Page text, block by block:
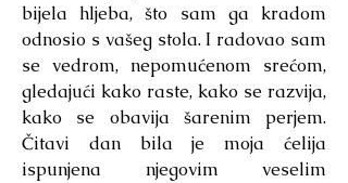
bijela hljeba, što sam ga kradom
odnosio s vašeg stola. I radovao sam
se vedrom, nepomućenom srećom,
gledajući kako raste, kako se razvija,
kako se obavija šarenim perjem.
Čitavi dan bila je moja ćelija
ispunjena njegovim veselim